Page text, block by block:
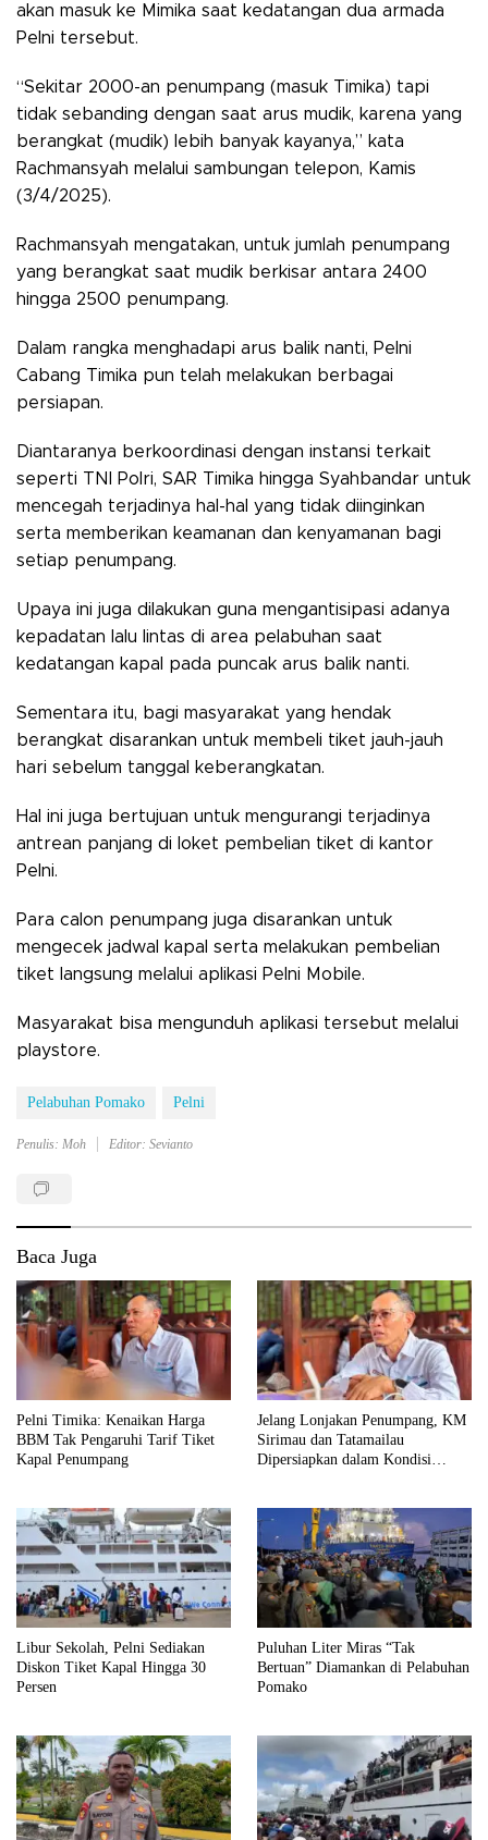
akan masuk ke Mimika saat kedatangan dua armada
Pelni tersebut.
“Sekitar 2000-an penumpang (masuk Timika) tapi
tidak sebanding dengan saat arus mudik, karena yang
berangkat (mudik) lebih banyak kayanya,” kata
Rachmansyah melalui sambungan telepon, Kamis
(3/4/2025).
Rachmansyah mengatakan, untuk jumlah penumpang
yang berangkat saat mudik berkisar antara 2400
hingga 2500 penumpang.
Dalam rangka menghadapi arus balik nanti, Pelni
Cabang Timika pun telah melakukan berbagai
persiapan.
Diantaranya berkoordinasi dengan instansi terkait
seperti TNI Polri, SAR Timika hingga Syahbandar untuk
mencegah terjadinya hal-hal yang tidak diinginkan
serta memberikan keamanan dan kenyamanan bagi
setiap penumpang.
Upaya ini juga dilakukan guna mengantisipasi adanya
kepadatan lalu lintas di area pelabuhan saat
kedatangan kapal pada puncak arus balik nanti.
Sementara itu, bagi masyarakat yang hendak
berangkat disarankan untuk membeli tiket jauh-jauh
hari sebelum tanggal keberangkatan.
Hal ini juga bertujuan untuk mengurangi terjadinya
antrean panjang di loket pembelian tiket di kantor
Pelni.
Para calon penumpang juga disarankan untuk
mengecek jadwal kapal serta melakukan pembelian
tiket langsung melalui aplikasi Pelni Mobile.
Masyarakat bisa mengunduh aplikasi tersebut melalui
playstore.
Pelabuhan Pomako Pelni
Penulis: Moh Editor: Sevianto
Baca Juga
Pelni Timika: Kenaikan Harga
BBM Tak Pengaruhi Tarif Tiket
Kapal Penumpang
Jelang Lonjakan Penumpang, KM
Sirimau dan Tatamailau
Dipersiapkan dalam Kondisi
Libur Sekolah, Pelni Sediakan
Diskon Tiket Kapal Hingga 30
Persen
Puluhan Liter Miras “Tak
Bertuan” Diamankan di Pelabuhan
Pomako